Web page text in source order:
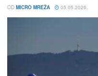
OD MICRO MREŽA 05.05.2026.